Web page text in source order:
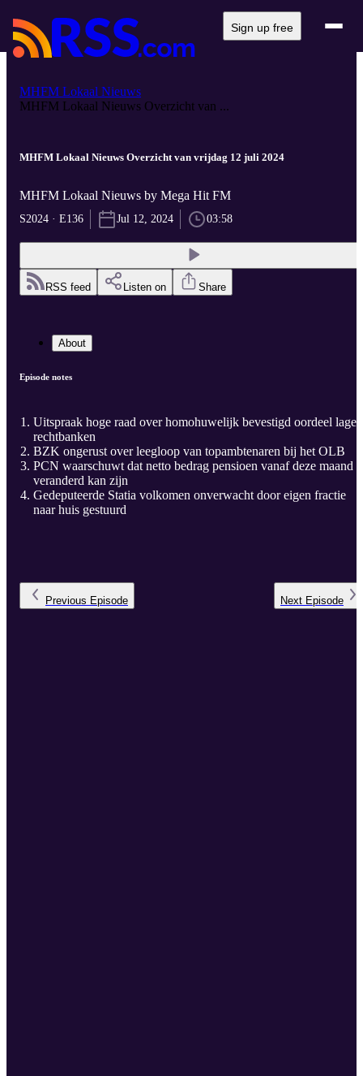
Sign up free
MHFM Lokaal Nieuws
MHFM Lokaal Nieuws Overzicht van ...
MHFM Lokaal Nieuws Overzicht van vrijdag 12 juli 2024
MHFM Lokaal Nieuws by Mega Hit FM
S2024 · E136 Jul 12, 2024 03:58
RSS feed Listen on Share
About
Episode notes
Uitspraak hoge raad over homohuwelijk bevestigd oordeel
rechtbanken
BZK ongerust over leegloop van topambtenaren bij het OLB
PCN waarschuwt dat netto bedrag pensioen vanaf deze maand
veranderd kan zijn
Gedeputeerde Statia volkomen onverwacht door eigen fractie
naar huis gestuurd
Previous Episode Next Episode